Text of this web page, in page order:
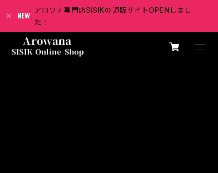
アロワナ専門店SISIKの通販サイトOPENしまし
た！